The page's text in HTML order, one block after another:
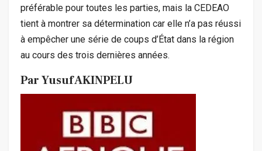
préférable pour toutes les parties, mais la CEDEAO
tient à montrer sa détermination car elle n’a pas réussi
à empêcher une série de coups d’État dans la région
au cours des trois dernières années.
Par Yusuf AKINPELU